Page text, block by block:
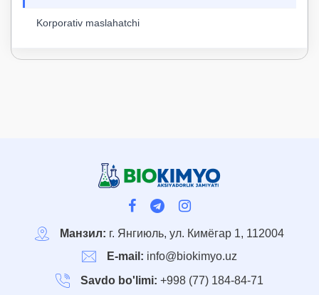
Korporativ maslahatchi
Манзил: г. Янгиюль, ул. Кимёгар 1, 112004
E-mail: info@biokimyo.uz
Savdo bo'limi: +998 (77) 184-84-71